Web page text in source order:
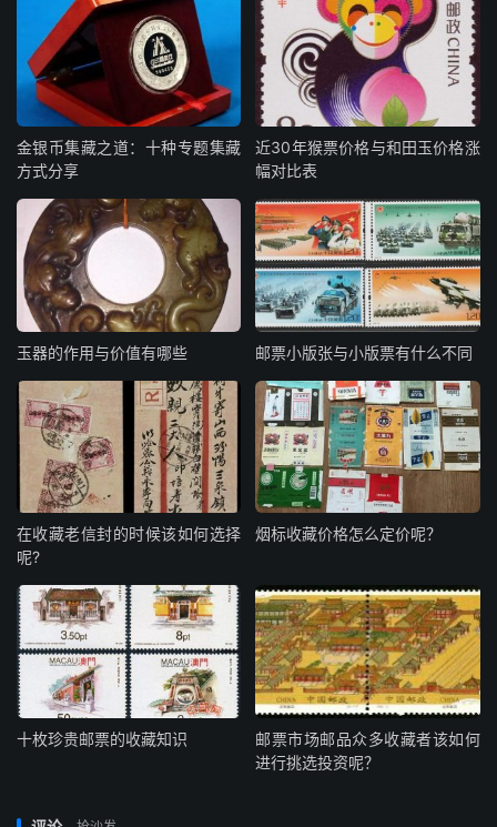
金银币集藏之道：十种专题集藏
方式分享
近30年猴票价格与和田玉价格涨
幅对比表
玉器的作用与价值有哪些 邮票小版张与小版票有什么不同
在收藏老信封的时候该如何选择
呢?
烟标收藏价格怎么定价呢？
十枚珍贵邮票的收藏知识
邮票市场邮品众多收藏者该如何
进行挑选投资呢？